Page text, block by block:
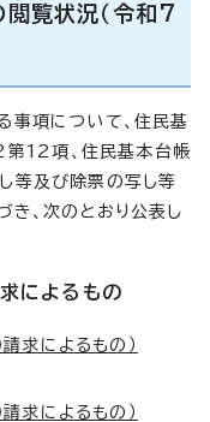
覧状況（令和7
事項について、住民基
12項、住民基本台帳
等及び除票の写し等
、次のとおり公表し
によるもの
求によるもの）
求によるもの）